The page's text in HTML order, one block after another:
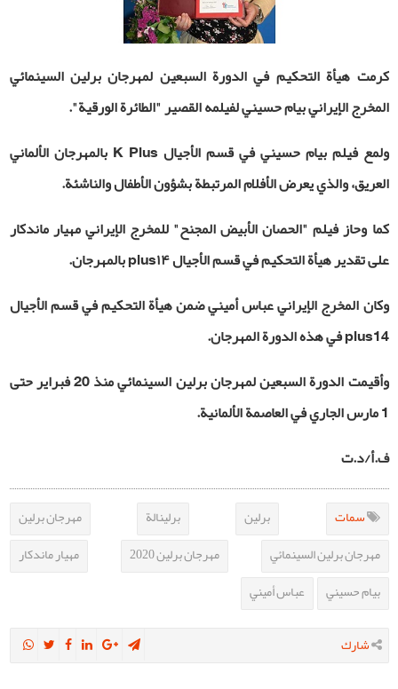
كرمت هيأة التحكيم في الدورة السبعين لمهرجان برلين السينمائي
المخرج الإيراني بيام حسيني لفيلمه القصير "الطائرة الورقية".
ولمع فيلم بيام حسيني في قسم الأجيال K Plus بالمهرجان الألماني
العريق، والذي يعرض الأفلام المرتبطة بشؤون الأطفال والناشئة.
كما وحاز فيلم "الحصان الأبيض المجنح" للمخرج الإيراني مهيار ماندكار
على تقدير هيأة التحكيم في قسم الأجيال۱۴plusبالمهرجان.
وكان المخرج الإيراني عباس أميني ضمن هيأة التحكيم في قسم الأجيال
14
plusفي هذه الدورة المهرجان.
وأقيمت الدورة السبعين لمهرجان برلين السينمائي منذ 20 فبراير حتى
1 مارس الجاري في العاصمة الألمانية.
ف.أ/د.ت
سمات برلين برلينالة
مهرجان برلين
مهرجان برلين السينمائي
مهرجان برلين 2020
مهيار ماندكار
بيام حسيني
عباس أميني
شارك